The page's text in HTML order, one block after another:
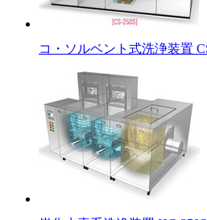
コ・ソルベント式洗浄装置